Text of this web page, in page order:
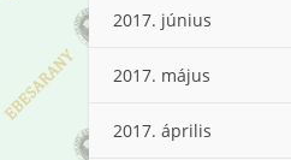
2017. június
2017. május
2017. április